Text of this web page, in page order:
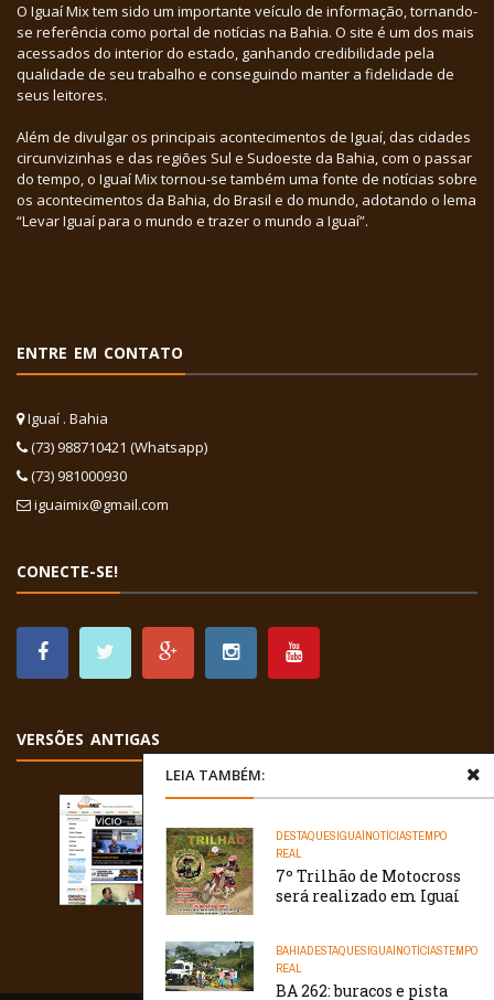
LEIA TAMBÉM:
DESTAQUESIGUAÍNOTÍCIASTEMPO
REAL
7º Trilhão de Motocross
será realizado em Iguaí
BAHIADESTAQUESIGUAÍNOTÍCIASTEMPO
REAL
BA 262: buracos e pista
O Iguaí Mix tem sido um importante veículo de informação, tornando-
se referência como portal de notícias na Bahia. O site é um dos mais
acessados do interior do estado, ganhando credibilidade pela
qualidade de seu trabalho e conseguindo manter a fidelidade de
seus leitores.
Além de divulgar os principais acontecimentos de Iguaí, das cidades
circunvizinhas e das regiões Sul e Sudoeste da Bahia, com o passar
do tempo, o Iguaí Mix tornou-se também uma fonte de notícias sobre
os acontecimentos da Bahia, do Brasil e do mundo, adotando o lema
“Levar Iguaí para o mundo e trazer o mundo a Iguaí”.
ENTRE EM CONTATO
Iguaí . Bahia
(73) 988710421 (Whatsapp)
(73) 981000930
iguaimix@gmail.com
CONECTE-SE!
VERSÕES ANTIGAS